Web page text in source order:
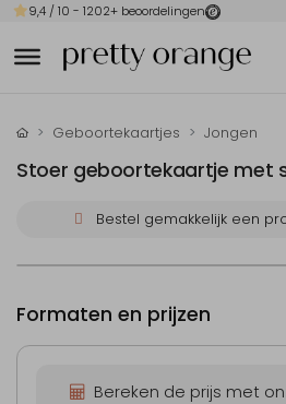
9,4 / 10 - 1202+ beoordelingen
Geboortekaartjes Jongen
Stoer geboortekaartje met
Bestel gemakkelijk een
Formaten en prijzen
Bereken de prijs met